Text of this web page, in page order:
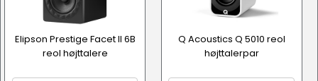
Elipson Prestige Facet II 6B
reol højttalere
Q Acoustics Q 5010 reol
højttalerpar